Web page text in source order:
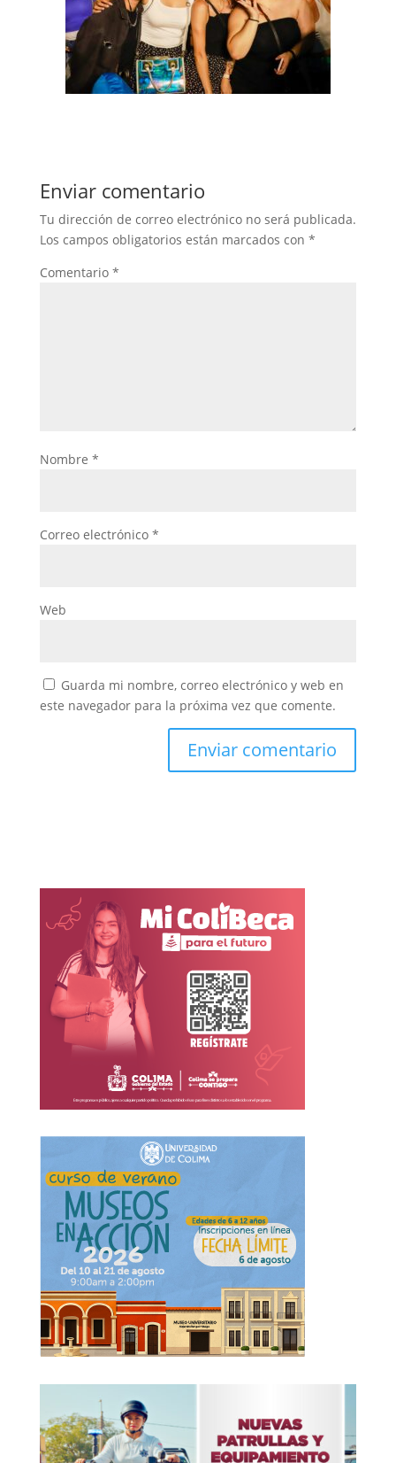
Enviar comentario
Tu dirección de correo electrónico no será publicada.
Los campos obligatorios están marcados con *
Comentario *
Nombre *
Correo electrónico *
Web
Guarda mi nombre, correo electrónico y web en
este navegador para la próxima vez que comente.